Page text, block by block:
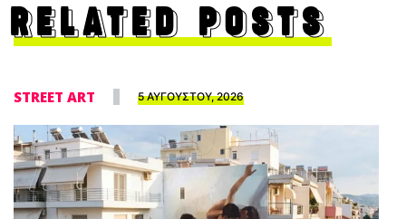
RELATED POSTS
STREET ART 5 ΑΥΓΟΥΣΤΟΥ, 2026